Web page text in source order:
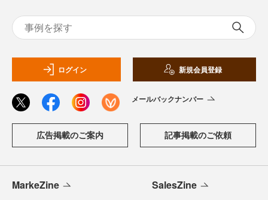
ログイン 新規会員登録
メールバックナンバー
広告掲載のご案内 記事掲載のご依頼
MarkeZine SalesZine